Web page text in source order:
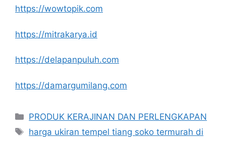
https://wowtopik.com
https://mitrakarya.id
https://delapanpuluh.com
https://damargumilang.com
Kategori
PRODUK KERAJINAN DAN PERLENGKAPAN
Tag
harga ukiran tempel tiang soko termurah di